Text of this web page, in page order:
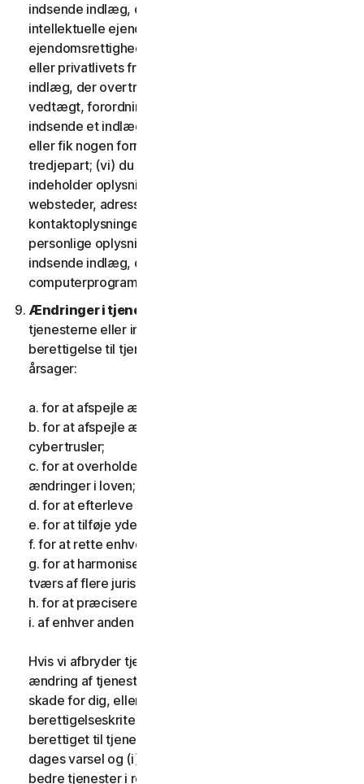
indsende indlæg, der krænker en tredjeparts
intellektuelle ejendomsrettigheder eller andre
ejendomsrettigheder eller rettigheder til offentlighed
eller privatlivets fred; (iv) du vil ikke indsende et
indlæg, der overtræder nogen gældende lov,
vedtægt, forordning eller forskrift; (v) du vil ikke
indsende et indlæg, som du blev kompenseret for
eller fik nogen form for vederlag for af nogen
tredjepart; (vi) du vil ikke indsende indlæg, der
indeholder oplysninger, der refererer til andre
websteder, adresser, mailadresser,
kontaktoplysninger, telefonnumre eller andre
personlige oplysninger for nogen; og (vii) du vil ikke
indsende indlæg, der indeholder potentielt skadelige
computerprogrammer eller filer.
Ændringer i tjenesterne.
tjenesterne eller indføre eller variere kriterierne for
berettigelse til tjenesterne af en eller flere følgende
årsager:
a. for at afspejle ændringer i teknologien;
b. for at afspejle ændringer i karakteren af
cybertrusler;
c. for at overholde gældende lovgivning og afspejle
ændringer i loven;
d. for at efterleve krav pålagt af et tilsynsorgan;
e. for at tilføje yderligere funktionalitet;
f. for at rette enhver fejl;
g. for at harmonisere tjenesterne eller vilkårene på
tværs af flere jurisdiktioner;
h. for at præcisere vilkårene; og
i. af enhver anden gyldig grund.
Hvis vi afbryder tjenesterne, foretager en væsentlig
ændring af tjenesterne, som kan være til væsentlig
skade for dig, eller indfører eller ændrer
berettigelseskriterier, så du ikke længere er
berettiget til tjenesterne, giver vi dig fjorten (14)
dages varsel og (i) giver dig sammenlignelige eller
bedre tjenester i resten af din tjenesteperiode uden